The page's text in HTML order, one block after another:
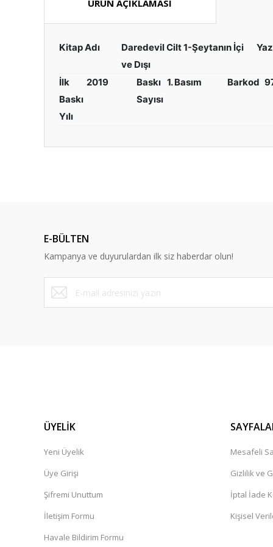
ÜRÜN AÇIKLAMASI
Kitap Adı
Daredevil Cilt 1-Şeytanın İçi
ve Dışı
İlk
Baskı
Yılı
2019
Baskı
Sayısı
1. Basım Barkod
Ürün bilgilerinde hatalar bulunuyor.
Ürün fiyatı diğer sitelerden daha pahalı.
Bu ürüne benzer farklı alternatifler olmalı.
E-BÜLTEN
Kampanya ve duyurulardan ilk siz haberdar olun!
ÜYELİK
Yeni Üyelik
Üye Girişi
Şifremi Unuttum
İletişim Formu
Havale Bildirim Formu
Mesafeli
Gizlilik ve
İptal İade
Kişisel